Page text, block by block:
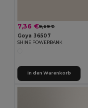
7,36 €9,69 €
Goya 36507
SHINE POWERBANK
In den Warenkorb